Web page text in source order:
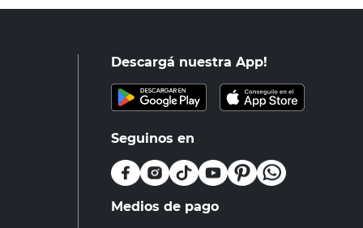
Descargá nuestra App!
Seguinos en
Medios de pago